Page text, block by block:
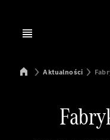
Open menu
Mercedes-Benz
Aktualności